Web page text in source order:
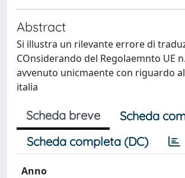
Abstract
Si illustra un rilevante errore di
COnsiderando del Regolaemnto UE
avvenuto unicmaente con riguardo
italia
Scheda breve
Scheda
Scheda completa (DC)
Anno